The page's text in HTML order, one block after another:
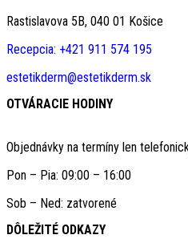
Rastislavova 5B, 040 01 Košice
Recepcia: +421 911 574 195
estetikderm@estetikderm.sk
OTVÁRACIE HODINY
Objednávky na termíny len
Pon – Pia: 09:00 – 16:00
Sob – Ned: zatvorené
DÔLEŽITÉ ODKAZY​